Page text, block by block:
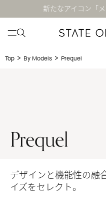
新たなアイコン「
Top > By Models > Prequel
Prequel
デザインと機能性の融
イズをセレクト。